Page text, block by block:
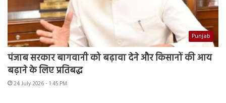
Punjab
पंजाब सरकार बागवानी को बढ़ावा देने और किसानों की आय
बढ़ाने के लिए प्रतिबद्ध
24 July 2026 - 1:45 PM